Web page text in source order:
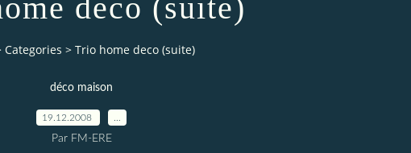
deco (suite)
Categories > Trio home deco (suite)
déco maison
19.12.2008
Par FM-ERE